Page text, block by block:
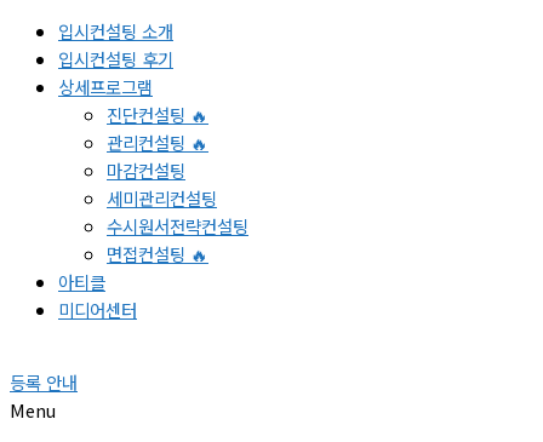
입시컨설팅 소개
입시컨설팅 후기
상세프로그램
진단컨설팅 🔥
관리컨설팅 🔥
마감컨설팅
세미관리컨설팅
수시원서전략컨설팅
면접컨설팅 🔥
아티클
미디어센터
등록 안내
Menu